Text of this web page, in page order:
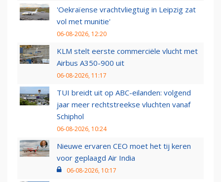
'Oekraïense vrachtvliegtuig in Leipzig zat
vol met munitie'
06-08-2026, 12:20
KLM stelt eerste commerciële vlucht met
Airbus A350-900 uit
06-08-2026, 11:17
TUI breidt uit op ABC-eilanden: volgend
jaar meer rechtstreekse vluchten vanaf
Schiphol
06-08-2026, 10:24
Nieuwe ervaren CEO moet het tij keren
voor geplaagd Air India
06-08-2026, 10:17